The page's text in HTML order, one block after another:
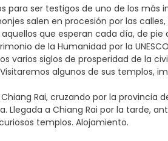
para ser testigos de uno de los
salen en procesión por las
que esperan cada día, de pie
de la Humanidad por la
varios siglos de prosperidad de la
algunos de sus templos,
Rai, cruzando por la provincia
Llegada a Chiang Rai por la tarde,
templos. Alojamiento.